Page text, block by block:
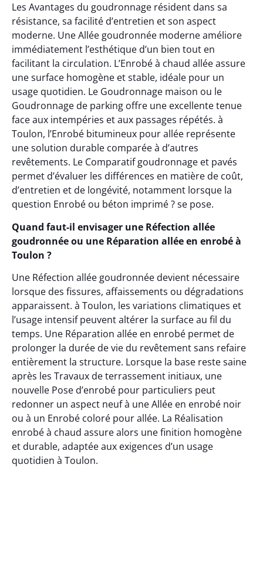
Les Avantages du goudronnage résident dans sa
résistance, sa facilité d’entretien et son aspect
moderne. Une Allée goudronnée moderne améliore
immédiatement l’esthétique d’un bien tout en
facilitant la circulation. L’Enrobé à chaud allée assure
une surface homogène et stable, idéale pour un
usage quotidien. Le Goudronnage maison ou le
Goudronnage de parking offre une excellente tenue
face aux intempéries et aux passages répétés. à
Toulon, l’Enrobé bitumineux pour allée représente
une solution durable comparée à d’autres
revêtements. Le Comparatif goudronnage et pavés
permet d’évaluer les différences en matière de coût,
d’entretien et de longévité, notamment lorsque la
question Enrobé ou béton imprimé ? se pose.
Quand faut-il envisager une Réfection allée
goudronnée ou une Réparation allée en enrobé à
Toulon ?
Une Réfection allée goudronnée devient nécessaire
lorsque des fissures, affaissements ou dégradations
apparaissent. à Toulon, les variations climatiques et
l’usage intensif peuvent altérer la surface au fil du
temps. Une Réparation allée en enrobé permet de
prolonger la durée de vie du revêtement sans refaire
entièrement la structure. Lorsque la base reste saine
après les Travaux de terrassement initiaux, une
nouvelle Pose d’enrobé pour particuliers peut
redonner un aspect neuf à une Allée en enrobé noir
ou à un Enrobé coloré pour allée. La Réalisation
enrobé à chaud assure alors une finition homogène
et durable, adaptée aux exigences d’un usage
quotidien à Toulon.